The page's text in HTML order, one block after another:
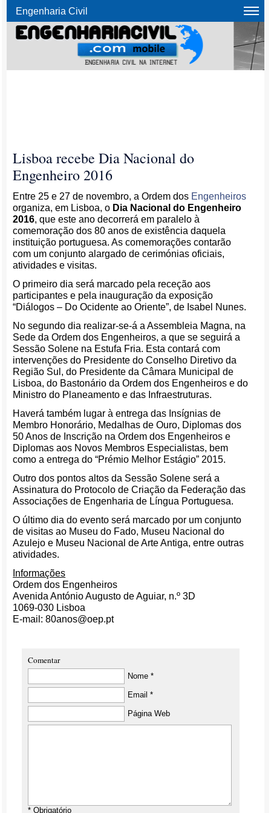
Engenharia Civil
Lisboa recebe Dia Nacional do
Engenheiro 2016
Entre 25 e 27 de novembro, a Ordem dos Engenheiros
organiza, em Lisboa, o Dia Nacional do Engenheiro
2016, que este ano decorrerá em paralelo à
comemoração dos 80 anos de existência daquela
instituição portuguesa. As comemorações contarão
com um conjunto alargado de cerimónias oficiais,
atividades e visitas.
O primeiro dia será marcado pela receção aos
participantes e pela inauguração da exposição
“Diálogos – Do Ocidente ao Oriente”, de Isabel Nunes.
No segundo dia realizar-se-á a Assembleia Magna, na
Sede da Ordem dos Engenheiros, a que se seguirá a
Sessão Solene na Estufa Fria. Esta contará com
intervenções do Presidente do Conselho Diretivo da
Região Sul, do Presidente da Câmara Municipal de
Lisboa, do Bastonário da Ordem dos Engenheiros e do
Ministro do Planeamento e das Infraestruturas.
Haverá também lugar à entrega das Insígnias de
Membro Honorário, Medalhas de Ouro, Diplomas dos
50 Anos de Inscrição na Ordem dos Engenheiros e
Diplomas aos Novos Membros Especialistas, bem
como a entrega do “Prémio Melhor Estágio” 2015.
Outro dos pontos altos da Sessão Solene será a
Assinatura do Protocolo de Criação da Federação das
Associações de Engenharia de Língua Portuguesa.
O último dia do evento será marcado por um conjunto
de visitas ao Museu do Fado, Museu Nacional do
Azulejo e Museu Nacional de Arte Antiga, entre outras
atividades.
Informações
Ordem dos Engenheiros
Avenida António Augusto de Aguiar, n.º 3D
1069-030 Lisboa
E-mail: 80anos@oep.pt
Comentar
Nome *
Email *
Página Web
* Obrigatório